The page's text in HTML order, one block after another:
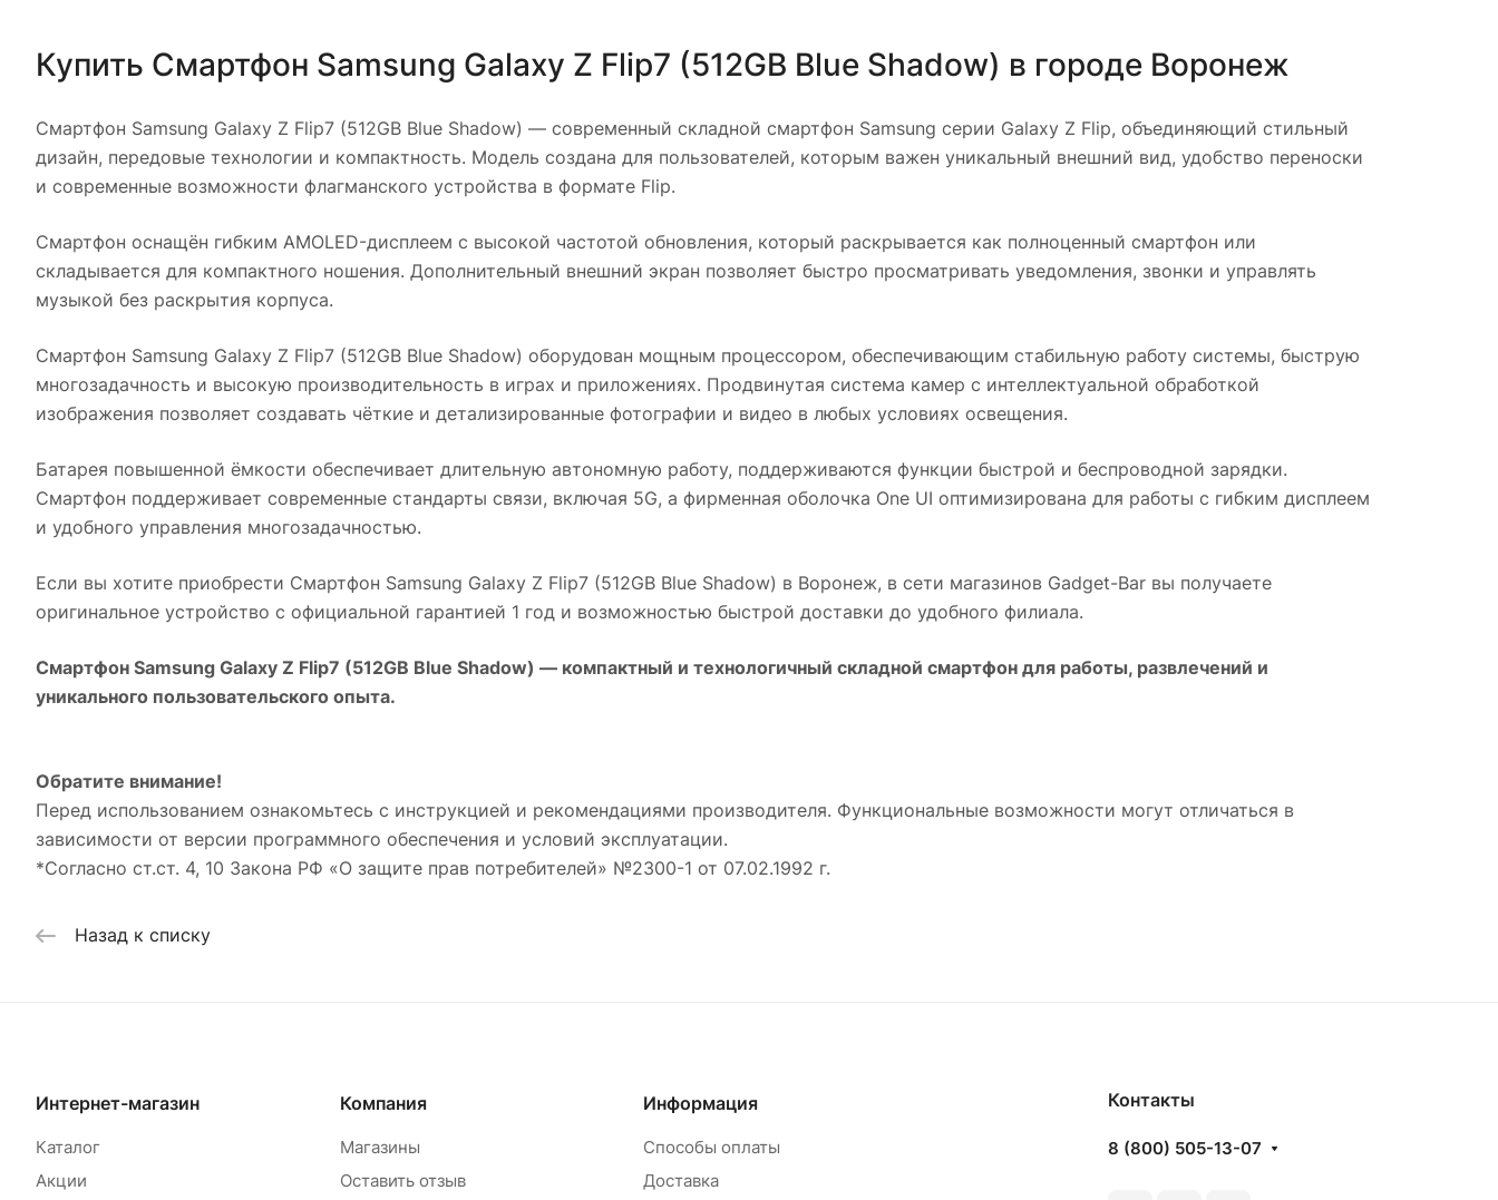
Купить Смартфон Samsung Galaxy Z Flip7 (512GB Blue Shadow) в городе Воронеж
Смартфон Samsung Galaxy Z Flip7 (512GB Blue Shadow) — современный складной смартфон Samsung серии Galaxy Z Flip, объединяющий стильный
дизайн, передовые технологии и компактность. Модель создана для пользователей, которым важен уникальный внешний вид, удобство переноски
и современные возможности флагманского устройства в формате Flip.
Смартфон оснащён гибким AMOLED-дисплеем с высокой частотой обновления, который раскрывается как полноценный смартфон или
складывается для компактного ношения. Дополнительный внешний экран позволяет быстро просматривать уведомления, звонки и управлять
музыкой без раскрытия корпуса.
Смартфон Samsung Galaxy Z Flip7 (512GB Blue Shadow) оборудован мощным процессором, обеспечивающим стабильную работу системы, быструю
многозадачность и высокую производительность в играх и приложениях. Продвинутая система камер с интеллектуальной обработкой
изображения позволяет создавать чёткие и детализированные фотографии и видео в любых условиях освещения.
Батарея повышенной ёмкости обеспечивает длительную автономную работу, поддерживаются функции быстрой и беспроводной зарядки.
Смартфон поддерживает современные стандарты связи, включая 5G, а фирменная оболочка One UI оптимизирована для работы с гибким дисплеем
и удобного управления многозадачностью.
Если вы хотите приобрести Смартфон Samsung Galaxy Z Flip7 (512GB Blue Shadow) в Воронеж, в сети магазинов Gadget-Bar вы получаете
оригинальное устройство с официальной гарантией 1 год и возможностью быстрой доставки до удобного филиала.
Смартфон Samsung Galaxy Z Flip7 (512GB Blue Shadow) — компактный и технологичный складной смартфон для работы, развлечений и
уникального пользовательского опыта.
Обратите внимание!
Перед использованием ознакомьтесь с инструкцией и рекомендациями производителя. Функциональные возможности могут отличаться в
зависимости от версии программного обеспечения и условий эксплуатации.
*Согласно ст.ст. 4, 10 Закона РФ «О защите прав потребителей» №2300-1 от 07.02.1992 г.
Назад к списку
Интернет-магазин
Каталог
Акции
Компания
Магазины
Оставить отзыв
Информация
Способы оплаты
Доставка
Контакты
8 (800) 505-13-07